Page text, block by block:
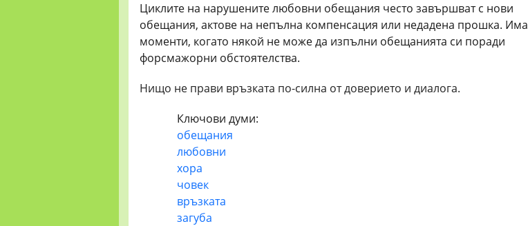
Циклите на нарушените любовни обещания често завършват с нови
обещания, актове на непълна компенсация или недадена прошка. Има
моменти, когато някой не може да изпълни обещанията си поради
форсмажорни обстоятелства.
Нищо не прави връзката по-силна от доверието и диалога.
Ключови думи:
обещания
любовни
хора
човек
връзката
загуба